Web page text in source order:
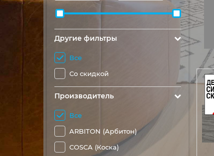
Другие фильтры
Все
Со скидкой
Производитель
Все
ARBITON (Арбитон)
COSCA (Коска)